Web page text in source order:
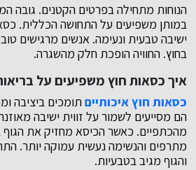
הנוחות מתחילה בפרטים הקטנים. גובה
במותן משפיעים על התחושה הכללית.
ישיבה טבעית ונעימה. אנשים מרגישים טוב
בחוץ. החוויה הופכת חלק מהשגרה.
איך כסאות חוץ משפיעים על
כסאות חוץ איכותייםתומכים ביציבה
הם מסייעים לשמור על זווית ישיבה
מהכתפיים. כאשר הכיסא מחזיק את הגוף
מתרפים והנשימה נעשית עמוקה יותר.
והגוף מגיב בטבעיות.